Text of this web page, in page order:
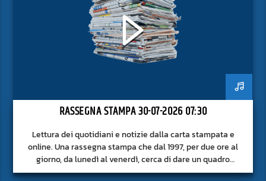
RASSEGNA STAMPA 30-07-2026 07:30
Lettura dei quotidiani e notizie dalla carta stampata e
online. Una rassegna stampa che dal 1997, per due ore al
giorno, da lunedì al venerdì, cerca di dare un quadro
approfondito delle notizie del giorno, senza fermarsi alla